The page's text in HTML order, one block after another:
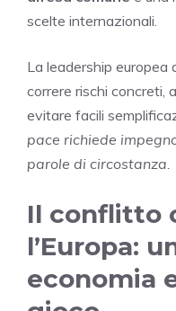
scelte internazionali.
La leadership europea
correre rischi concreti,
evitare facili
pace richiede
parole di circostanza.
Il conflitto
l’Europa:
economia